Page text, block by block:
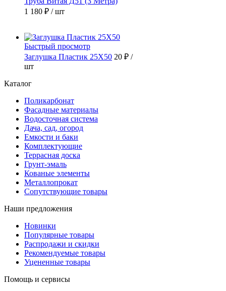
1 180 ₽ / шт
Быстрый просмотр
Заглушка Пластик 25X50 20 ₽ /
шт
Каталог
Поликарбонат
Фасадные материалы
Водосточная система
Дача, сад, огород
Емкости и баки
Комплектующие
Террасная доска
Грунт-эмаль
Кованые элементы
Металлопрокат
Сопутствующие товары
Наши предложения
Новинки
Популярные товары
Распродажи и скидки
Рекомендуемые товары
Уцененные товары
Помощь и сервисы